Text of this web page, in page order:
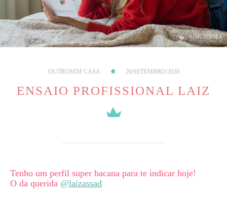
OUTROS EM CASA 26/SETEMBRO/2020
ENSAIO PROFISSIONAL LAIZ
Tenho um perfil super bacana para te indicar hoje! ⁣
O da querida @laizassad